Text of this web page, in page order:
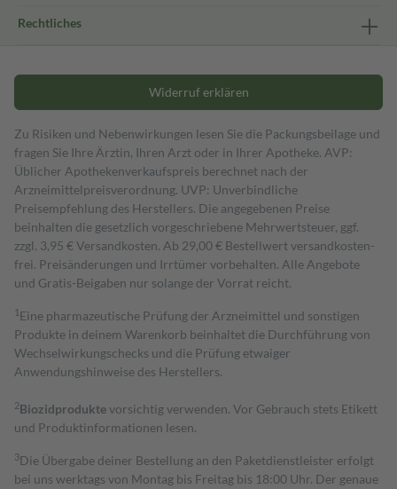
Rechtliches
Widerruf erklären
Zu Risiken und Nebenwirkungen lesen Sie die Packungsbeilage und
fragen Sie Ihre Ärztin, Ihren Arzt oder in Ihrer Apotheke. AVP:
Üblicher Apothekenverkaufspreis berechnet nach der
Arzneimittelpreisverordnung. UVP: Unverbindliche
Preisempfehlung des Herstellers. Die angegebenen Preise
beinhalten die gesetzlich vorgeschriebene Mehrwertsteuer, ggf.
zzgl. 3,95 € Versandkosten. Ab 29,00 € Bestell­wert versand­kosten­
frei. Preisänderungen und Irrtümer vorbehalten. Alle Angebote
und Gratis-Beigaben nur solange der Vorrat reicht.
1 Eine pharmazeutische Prüfung der Arzneimittel und sonstigen
Produkte in deinem Warenkorb beinhaltet die Durchführung von
Wechselwirkungschecks und die Prüfung etwaiger
Anwendungshinweise des Herstellers.
2Biozidproduktevorsichtig verwenden. Vor Gebrauch stets Etikett
und Produktinformationen lesen.
3Die Übergabe deiner Bestellung an den Paketdienstleister erfolgt
bei uns werktags von Montag bis Freitag bis 18:00 Uhr. Der genaue